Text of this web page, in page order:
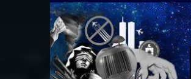
Saltar
al
contenido